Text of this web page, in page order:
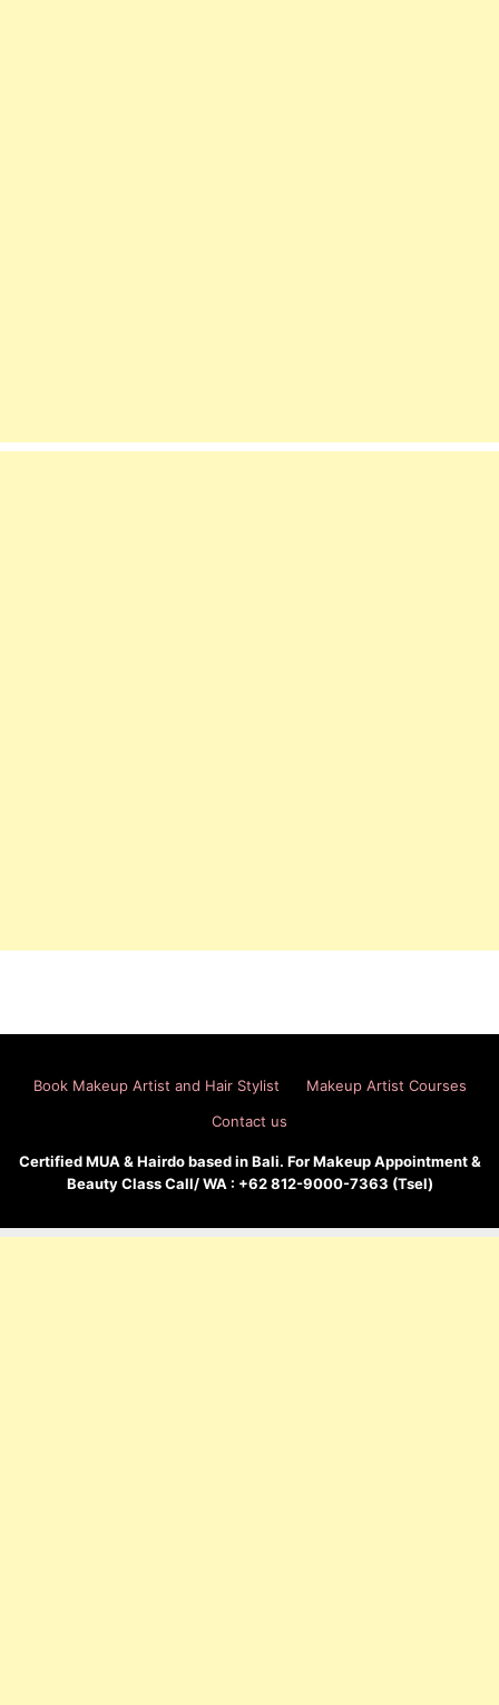
Book Makeup Artist and Hair Stylist
Makeup Artist Courses
Contact us
Certified MUA & Hairdo based in Bali. For Makeup Appointment &
Beauty Class Call/ WA : +62 812-9000-7363 (Tsel)